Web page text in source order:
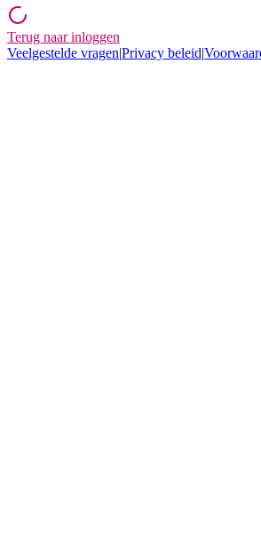
Terug naar inloggen
Veelgestelde vragen|Privacy beleid|